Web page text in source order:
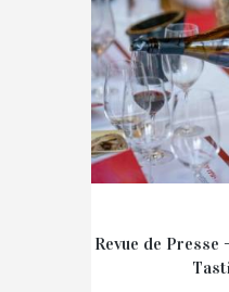
Revue de